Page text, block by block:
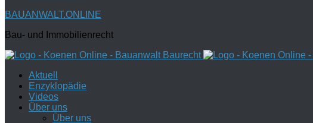
BAUANWALT.ONLINE
Bau- und Immobilienrecht
Aktuell
Enzyklopädie
Videos
Über uns
Über uns